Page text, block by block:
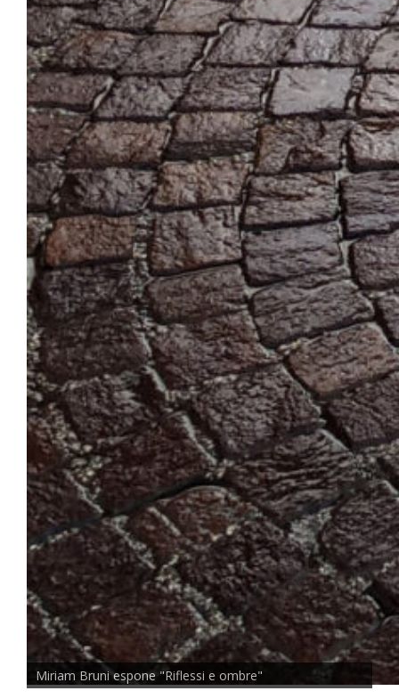
Miriam Bruni espone "Riflessi e ombre"